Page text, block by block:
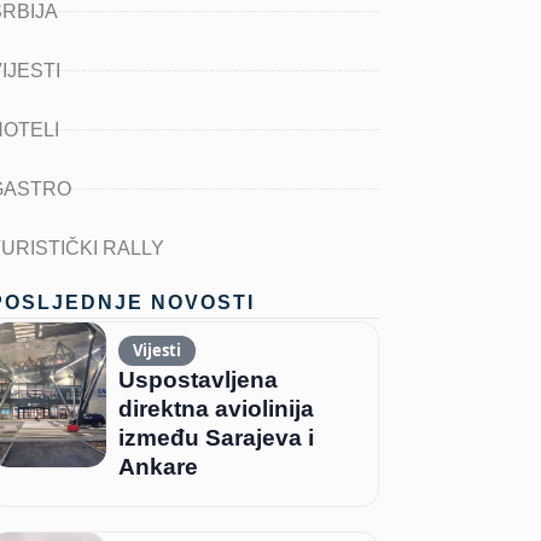
RALLY
NOVOSTI
Vijesti
Uspostavljena
direktna aviolinija
između Sarajeva i
Ankare